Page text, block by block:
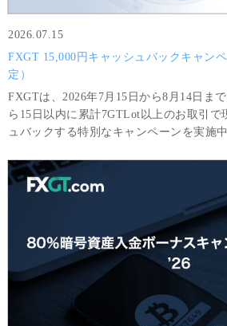
2026.07.15
FXGT 15,000円キャッシュバックキャン
定）
FXGTは、2026年7月15日から8月14日ま
ら15日以内に累計7GTLot以上のお取引で
ュバックする特別なキャンペーンを実施